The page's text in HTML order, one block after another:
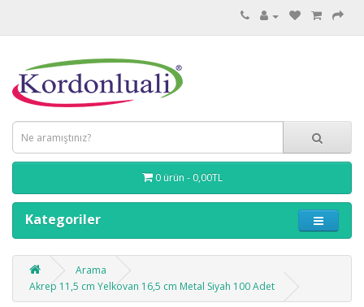
0 ürün - 0,00TL
Kategoriler
Arama
Akrep 11,5 cm Yelkovan 16,5 cm Metal Siyah 100 Adet